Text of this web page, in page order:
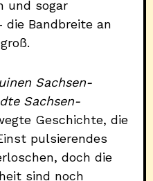
und sogar
Bandbreite an
Sachsen-
Sachsen-
Geschichte, die
pulsierendes
doch die
sind noch